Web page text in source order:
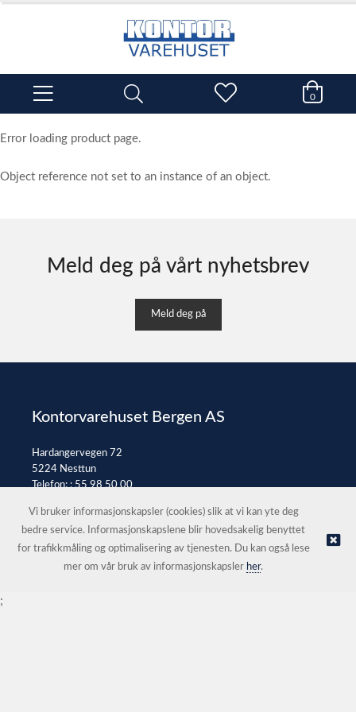
0
Error loading product page.
Object reference not set to an instance of an object.
Meld deg på vårt nyhetsbrev
Meld deg på
Kontorvarehuset Bergen AS
Hardangervegen 72
5224 Nesttun
Telefon: :55 98 50 00
© Kontorvarehuset Bergen AS |Nettbutikk levert av Kréatif
Vi bruker informasjonskapsler (cookies) slik at vi kan yte deg
bedre service. Informasjonskapslene blir hovedsakelig benyttet
for trafikkmåling og optimalisering av tjenesten. Du kan også lese
mer om vår bruk av informasjonskapsler her.
;